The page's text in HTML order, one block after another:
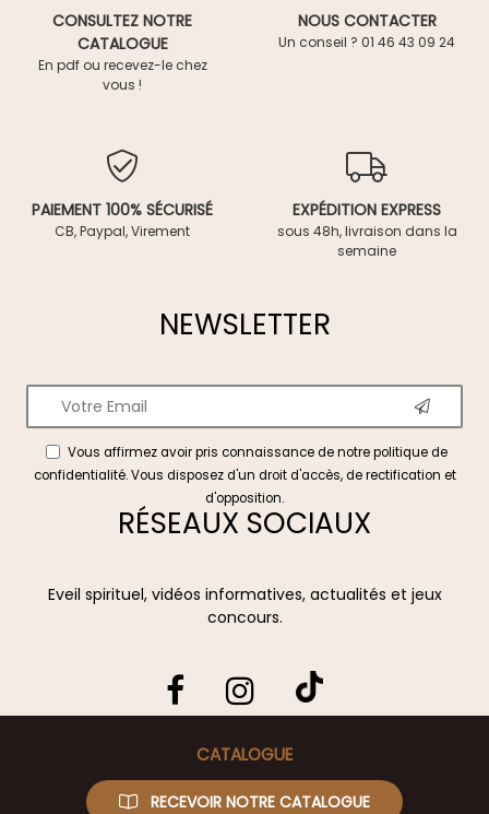
CONSULTEZ NOTRE
CATALOGUE
En pdf ou recevez-le chez
vous !
NOUS CONTACTER
Un conseil ? 01 46 43 09 24
PAIEMENT 100% SÉCURISÉ
CB, Paypal, Virement
EXPÉDITION EXPRESS
sous 48h, livraison dans la
semaine
NEWSLETTER
Vous affirmez avoir pris connaissance de notrepolitique de
confidentialité. Vous disposez d'un droit d'accès, de rectification et
d'opposition.
RÉSEAUX SOCIAUX
Eveil spirituel, vidéos informatives, actualités et jeux
concours.
CATALOGUE
RECEVOIR NOTRE CATALOGUE